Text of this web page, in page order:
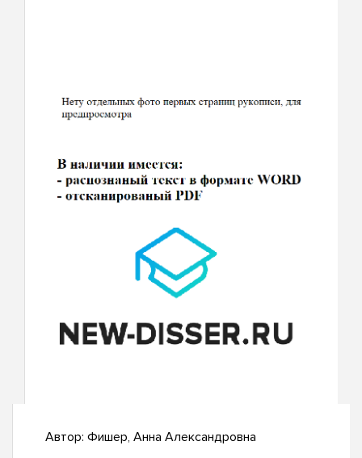
Автор: Фишер, Анна Александровна